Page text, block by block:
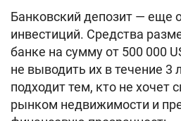
Банковский депозит — еще
инвестиций. Средства
банке на сумму от 500 000
не выводить их в течение 3
подходит тем, кто не хочет
рынком недвижимости и